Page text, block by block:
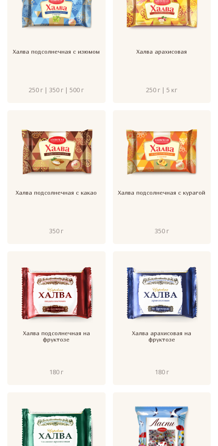
Халва подсолнечная с изюмом
250 г | 350 г | 500 г
Халва арахисовая
250 г | 5 кг
Халва подсолнечная с какао
350 г
Халва подсолнечная с курагой
350 г
Халва подсолнечная на
фруктозе
180 г
Халва арахисовая на
фруктозе
180 г